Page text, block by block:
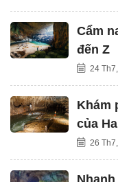
Cẩm
đến Z
24
Khám
của
26